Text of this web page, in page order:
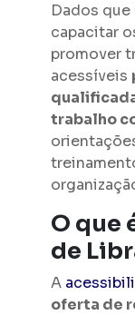
Dados
capacitar
promover
acessíveis
trabalho
O que
de
A
oferta de